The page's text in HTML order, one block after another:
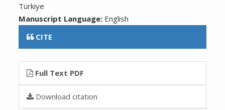
Türkiye
Manuscript Language: English
CITE
Full Text PDF
Download citation